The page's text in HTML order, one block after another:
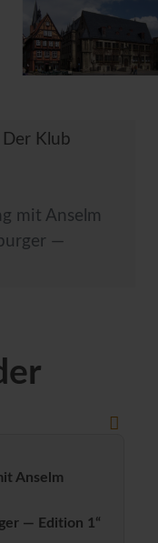
Der Klub
mit Anselm
—
Anselm
— Edition 1“